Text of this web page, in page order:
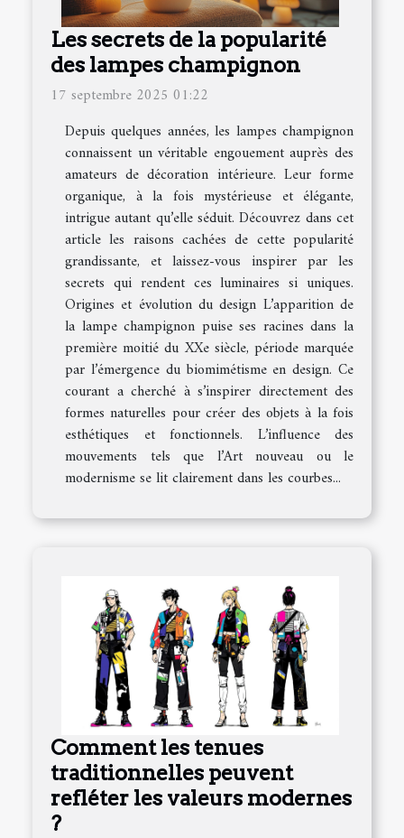
Les secrets de la popularité
des lampes champignon
17 septembre 2025 01:22
Depuis quelques années, les lampes champignon
connaissent un véritable engouement auprès des
amateurs de décoration intérieure. Leur forme
organique, à la fois mystérieuse et élégante,
intrigue autant qu’elle séduit. Découvrez dans cet
article les raisons cachées de cette popularité
grandissante, et laissez-vous inspirer par les
secrets qui rendent ces luminaires si uniques.
Origines et évolution du design L’apparition de
la lampe champignon puise ses racines dans la
première moitié du XXe siècle, période marquée
par l’émergence du biomimétisme en design. Ce
courant a cherché à s’inspirer directement des
formes naturelles pour créer des objets à la fois
esthétiques et fonctionnels. L’influence des
mouvements tels que l’Art nouveau ou le
modernisme se lit clairement dans les courbes...
Comment les tenues
traditionnelles peuvent
refléter les valeurs modernes
?